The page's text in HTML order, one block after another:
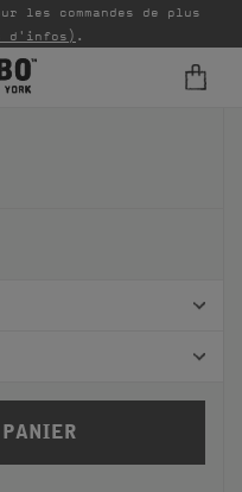
les commandes de plus
d'infos) .